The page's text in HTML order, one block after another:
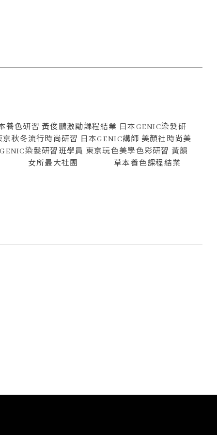
色研習 黃俊鵬激勵課程結業 日本GENIC染髮研
秋冬流行時尚研習 日本GENIC講師 美顏社時尚美
染髮研習班學員 東京玩色美學色彩研習 黃韻
國際型 女所最大社團 草本養色課程結業